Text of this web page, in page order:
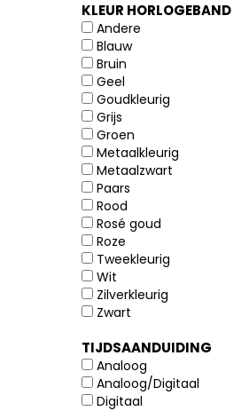
KLEUR HORLOGEBAND
Andere
Blauw
Bruin
Geel
Goudkleurig
Grijs
Groen
Metaalkleurig
Metaalzwart
Paars
Rood
Rosé goud
Roze
Tweekleurig
Wit
Zilverkleurig
Zwart
TIJDSAANDUIDING
Analoog
Analoog/Digitaal
Digitaal